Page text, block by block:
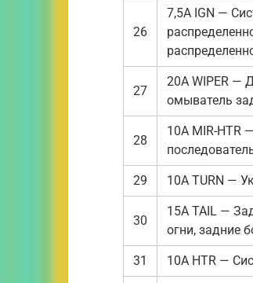
26
7,5A IGN —
27
20A WIPER —
омыватель
28
10A MIR-HTR
29 10A TURN —
30
15A TAIL —
огни, задние
31 10A HTR —